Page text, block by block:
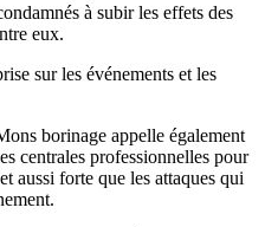
à subir les effets des
eux.
sur les événements et les
borinage appelle également
centrales professionnelles pour
aussi forte que les attaques qui